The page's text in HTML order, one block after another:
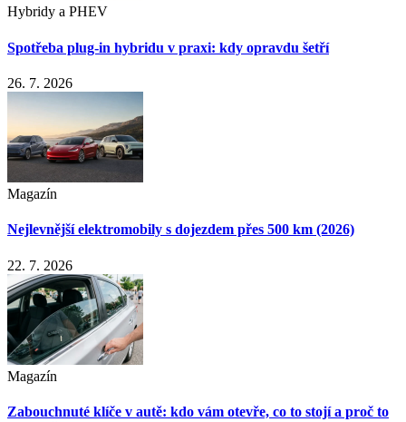
Hybridy a PHEV
Spotřeba plug-in hybridu v praxi: kdy opravdu šetří
26. 7. 2026
Magazín
Nejlevnější elektromobily s dojezdem přes 500 km (2026)
22. 7. 2026
Magazín
Zabouchnuté klíče v autě: kdo vám otevře, co to stojí a proč to